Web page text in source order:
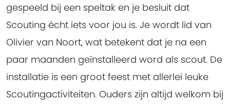
gespeeld bij een speltak en je besluit dat
Scouting écht iets voor jou is. Je wordt lid van
Olivier van Noort, wat betekent dat je na een
paar maanden geïnstalleerd word als scout. De
installatie is een groot feest met allerlei leuke
Scoutingactiviteiten. Ouders zijn altijd welkom bij